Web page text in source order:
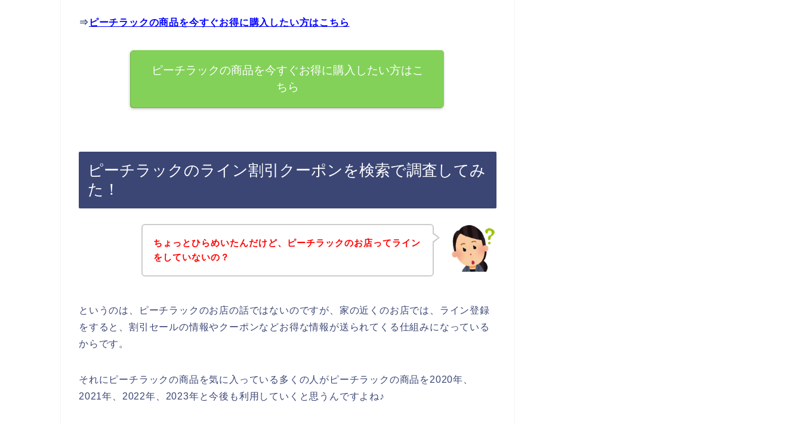
⇒ ピーチラックの商品を今すぐお得に購入したい方はこちら
ピーチラックの商品を今すぐお得に購入したい方はこ
ちら
ピーチラックのライン割引クーポンを検索で調査してみ
た！
ちょっとひらめいたんだけど、ピーチラックのお店ってライン
をしていないの？
というのは、ピーチラックのお店の話ではないのですが、家の近くのお店では、ライン登録
をすると、割引セールの情報やクーポンなどお得な情報が送られてくる仕組みになっている
からです。
それにピーチラックの商品を気に入っている多くの人がピーチラックの商品を2020年、
2021年、2022年、2023年と今後も利用していくと思うんですよね♪